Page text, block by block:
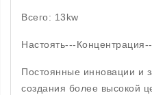
Всего: 13kw
Настоять---
Постоянные инновации и
создания более высокой